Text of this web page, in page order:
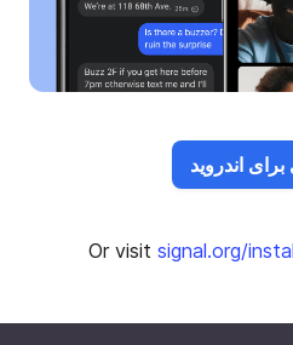
اندروید
Or visit signal.org/